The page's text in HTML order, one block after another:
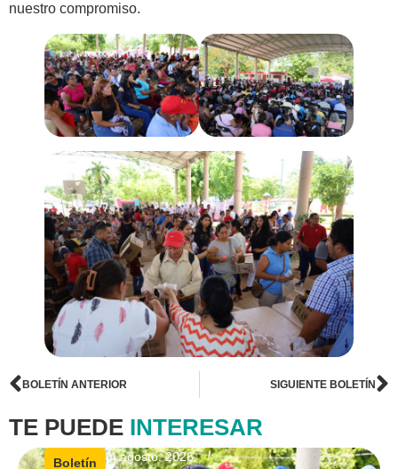
nuestro compromiso.
BOLETÍN ANTERIOR SIGUIENTE BOLETÍN
TE PUEDE INTERESAR
Boletín |4 agosto, 2026